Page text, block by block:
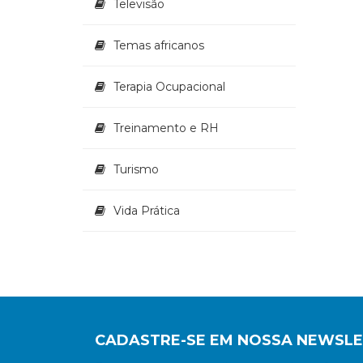
Televisão
Temas africanos
Terapia Ocupacional
Treinamento e RH
Turismo
Vida Prática
CADASTRE-SE EM NOSSA